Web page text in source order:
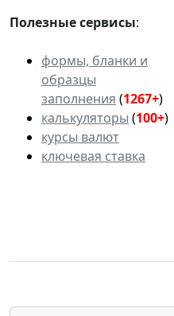
Полезные сервисы:
формы, бланки и
образцы
заполнения (1267+)
калькуляторы (100+)
курсы валют
ключевая ставка